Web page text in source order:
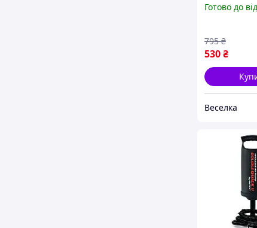
та спорту
Готово до
530₴
795 ₴
Веселка